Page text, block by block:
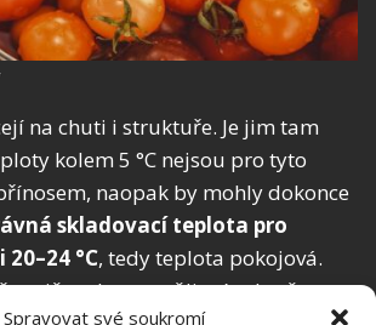
Spravovat své soukromí
na chuti i struktuře. Je jim tam
kolem 5 °C nejsou pro tyto
naopak by mohly dokonce
skladovací teplota pro
°C, tedy teplota pokojová.
rajčata byste měli mít v bytě na